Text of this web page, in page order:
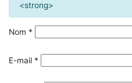
<strong>
Nom *
E-mail *